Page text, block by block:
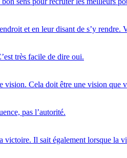
et en leur disant de s’y
très facile de dire oui.
vision. Cela doit être une vision
pas l’autorité.
victoire. Il sait également lorsque la